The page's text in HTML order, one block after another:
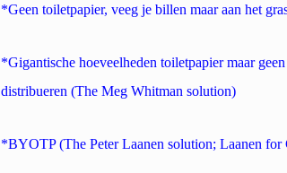
*Geen toiletpapier, veeg je billen maar aan het
*Gigantische hoeveelheden toiletpapier maar
distribueren (The Meg Whitman solution)
*BYOTP (The Peter Laanen solution; Laanen for